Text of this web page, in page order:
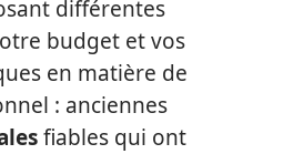
différentes
budget et vos
en matière de
: anciennes
fiables qui ont